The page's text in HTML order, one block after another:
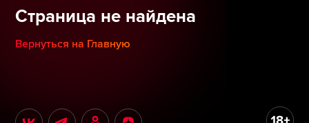
Страница не найдена
Вернуться на Главную